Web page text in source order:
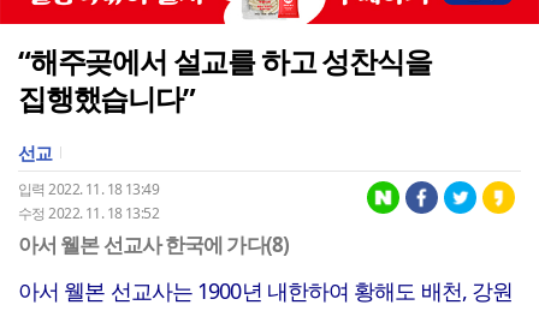
“해주곶에서 설교를 하고 성찬식을
집행했습니다”
선교
입력 2022. 11. 18 13:49
수정 2022. 11. 18 13:52
아서 웰본 선교사 한국에 가다(8)
아서 웰본 선교사는 1900년 내한하여 황해도 배천, 강원